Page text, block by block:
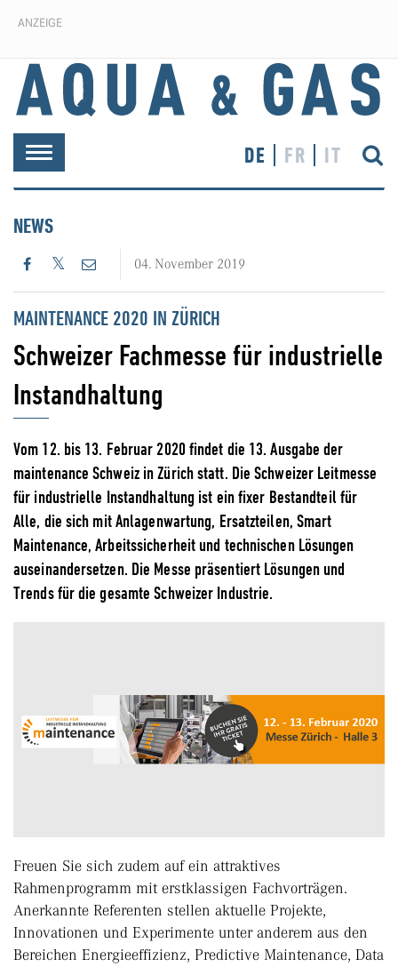
ANZEIGE
Toggle
navigation
DE FR IT
NEWS
04. November 2019
MAINTENANCE 2020 IN ZÜRICH
Schweizer Fachmesse für industrielle
Instandhaltung
Vom 12. bis 13. Februar 2020 findet die 13. Ausgabe der
maintenance Schweiz in Zürich statt. Die Schweizer Leitmesse
für industrielle Instandhaltung ist ein fixer Bestandteil für
Alle, die sich mit Anlagenwartung, Ersatzteilen, Smart
Maintenance, Arbeitssicherheit und technischen Lösungen
auseinandersetzen. Die Messe präsentiert Lösungen und
Trends für die gesamte Schweizer Industrie.
Freuen Sie sich zudem auf ein attraktives
Rahmenprogramm mit erstklassigen Fachvorträgen.
Anerkannte Referenten stellen aktuelle Projekte,
Innovationen und Experimente unter anderem aus den
Bereichen Energieeffizienz, Predictive Maintenance, Data